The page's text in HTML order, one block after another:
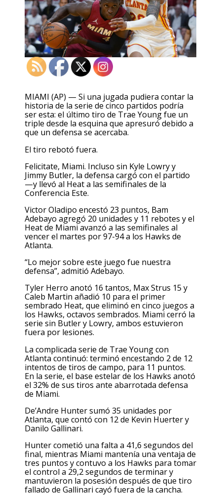
MIAMI (AP) — Si una jugada pudiera contar la
historia de la serie de cinco partidos podría
ser esta: el último tiro de Trae Young fue un
triple desde la esquina que apresuró debido a
que un defensa se acercaba.
El tiro rebotó fuera.
Felicitate, Miami. Incluso sin Kyle Lowry y
Jimmy Butler, la defensa cargó con el partido
—y llevó al Heat a las semifinales de la
Conferencia Este.
Victor Oladipo encestó 23 puntos, Bam
Adebayo agregó 20 unidades y 11 rebotes y el
Heat de Miami avanzó a las semifinales al
vencer el martes por 97-94 a los Hawks de
Atlanta.
“Lo mejor sobre este juego fue nuestra
defensa”, admitió Adebayo.
Tyler Herro anotó 16 tantos, Max Strus 15 y
Caleb Martin añadió 10 para el primer
sembrado Heat, que eliminó en cinco juegos a
los Hawks, octavos sembrados. Miami cerró la
serie sin Butler y Lowry, ambos estuvieron
fuera por lesiones.
La complicada serie de Trae Young con
Atlanta continuó: terminó encestando 2 de 12
intentos de tiros de campo, para 11 puntos.
En la serie, el base estelar de los Hawks anotó
el 32% de sus tiros ante abarrotada defensa
de Miami.
De’Andre Hunter sumó 35 unidades por
Atlanta, que contó con 12 de Kevin Huerter y
Danilo Gallinari.
Hunter cometió una falta a 41,6 segundos del
final, mientras Miami mantenía una ventaja de
tres puntos y contuvo a los Hawks para tomar
el control a 29,2 segundos de terminar y
mantuvieron la posesión después de que tiro
fallado de Gallinari cayó fuera de la cancha.